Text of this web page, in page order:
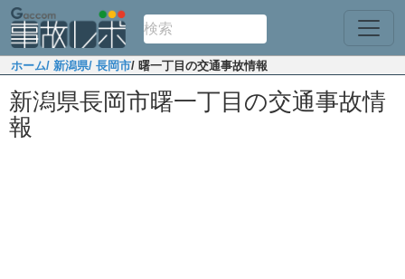
ホーム/ 新潟県/ 長岡市/ 曙一丁目の交通事故情報
新潟県長岡市曙一丁目の交通事故情
報